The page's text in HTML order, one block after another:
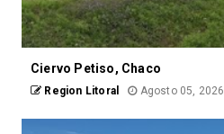
Ciervo Petiso, Chaco
Region Litoral Agosto 05, 2026